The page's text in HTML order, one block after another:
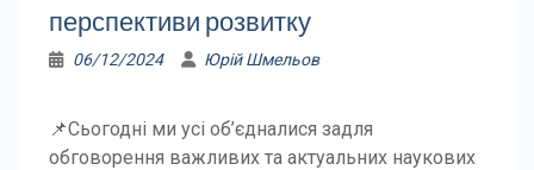
перспективи розвитку
06/12/2024 Юрій Шмельов
📌Сьогодні ми усі об’єдналися задля
обговорення важливих та актуальних наукових